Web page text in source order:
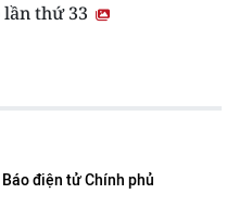
lần thứ 33
Báo điện tử Chính phủ